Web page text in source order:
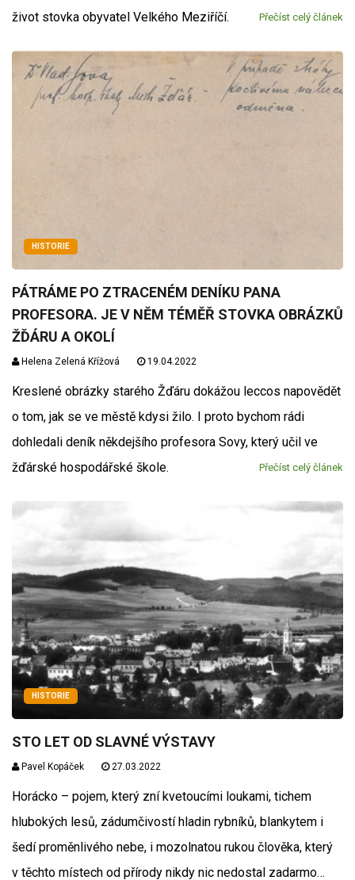
život stovka obyvatel Velkého Meziříčí.
Přečíst celý článek
HISTORIE
PÁTRÁME PO ZTRACENÉM DENÍKU PANA
PROFESORA. JE V NĚM TÉMĚŘ STOVKA OBRÁZKŮ
ŽĎÁRU A OKOLÍ
Helena Zelená Křížová 19.04.2022
Kreslené obrázky starého Žďáru dokážou leccos napovědět
o tom, jak se ve městě kdysi žilo. I proto bychom rádi
dohledali deník někdejšího profesora Sovy, který učil ve
žďárské hospodářské škole.
Přečíst celý článek
HISTORIE
STO LET OD SLAVNÉ VÝSTAVY
Pavel Kopáček 27.03.2022
Horácko – pojem, který zní kvetoucími loukami, tichem
hlubokých lesů, zádumčivostí hladin rybníků, blankytem i
šedí proměnlivého nebe, i mozolnatou rukou člověka, který
v těchto místech od přírody nikdy nic nedostal zadarmo…